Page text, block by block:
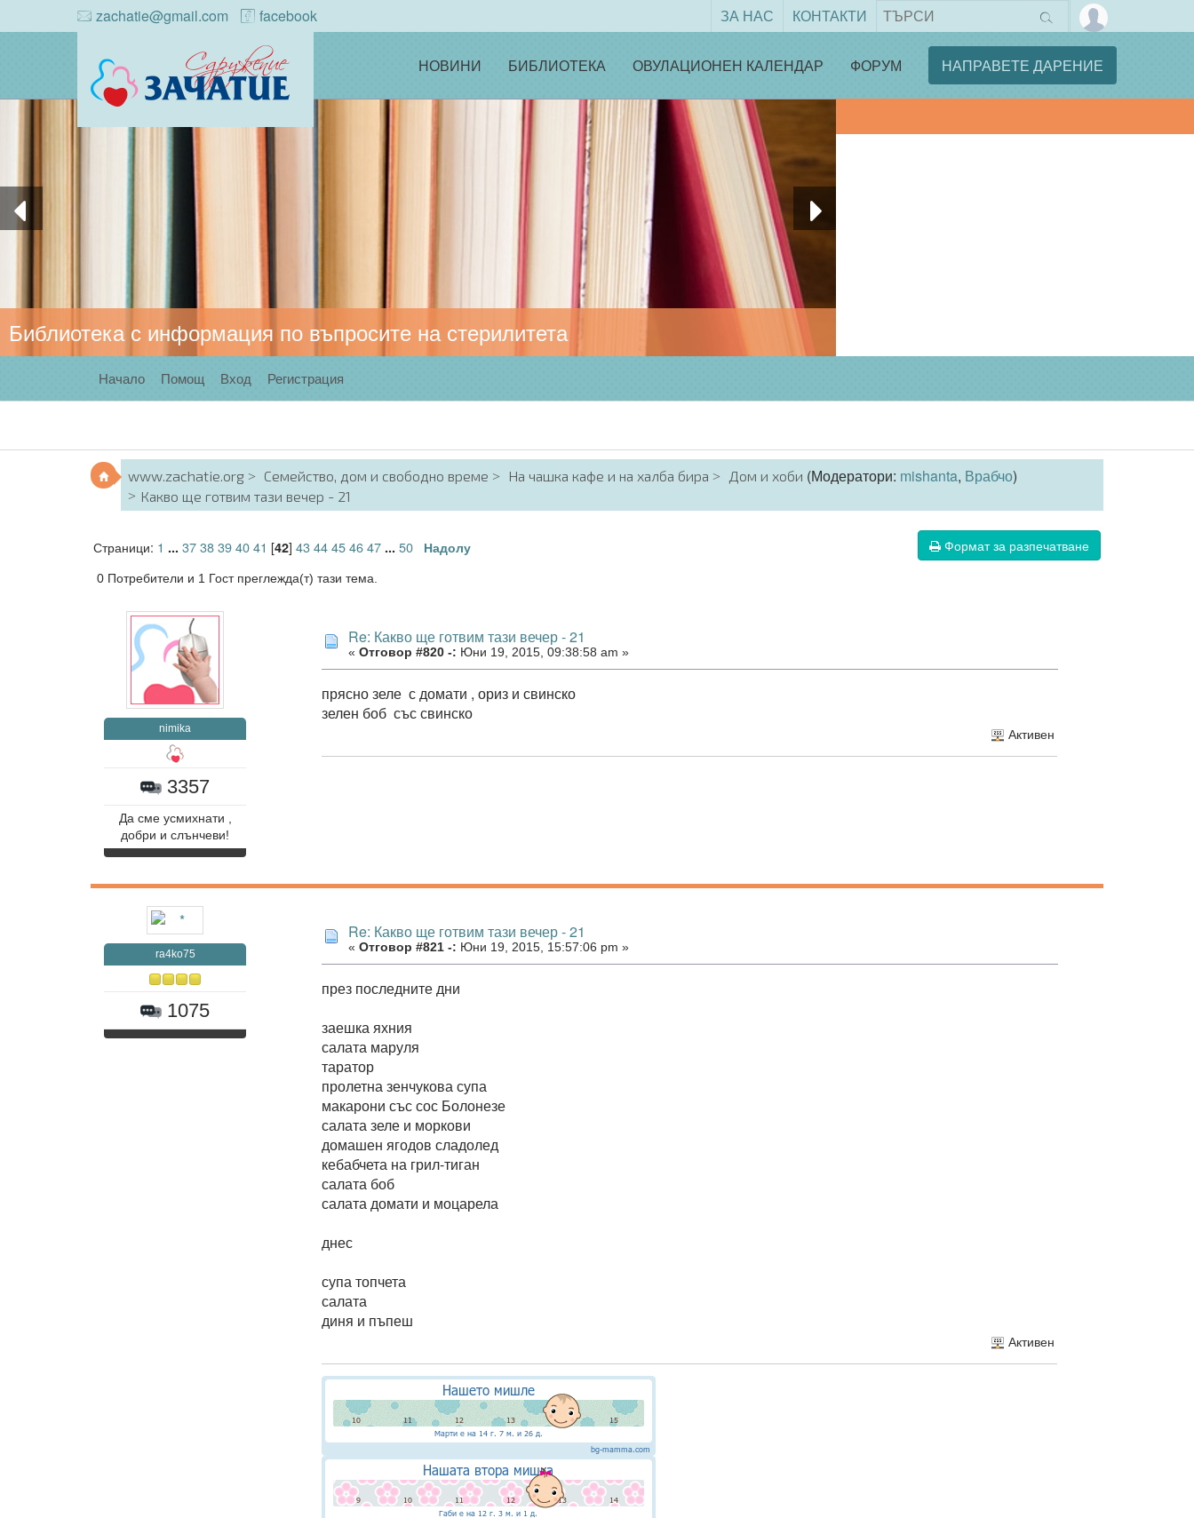
zachatie@gmail.com facebook ЗА НАС КОНТАКТИ
НОВИНИ БИБЛИОТЕКА ОВУЛАЦИОНЕН КАЛЕНДАР ФОРУМ НАПРАВЕТЕ ДАРЕНИЕ
Библиотека с информация по въпросите на стерилитета
Начало Помощ Вход Регистрация
www.zachatie.org Семейство, дом и свободно време На чашка кафе и на халба бира Дом и хоби (Модератори: mishanta, Врабчо)
Какво ще готвим тази вечер - 21
Формат за разпечатване
Страници: 1 ... 3738394041 [42] 4344454647 ... 50 Надолу
0 Потребители и 1 Гост преглежда(т) тази тема.
nimika
3357
Да сме усмихнати ,
добри и слънчеви!
Re: Какво ще готвим тази вечер - 21
« Отговор #820 -: Юни 19, 2015, 09:38:58 am »
прясно зеле с домати , ориз и свинско
зелен боб със свинско
Активен
ra4ko75
1075
Re: Какво ще готвим тази вечер - 21
« Отговор #821 -: Юни 19, 2015, 15:57:06 pm »
през последните дни
заешка яхния
салата маруля
таратор
пролетна зенчукова супа
макарони със сос Болонезе
салата зеле и моркови
домашен ягодов сладолед
кебабчета на грил-тиган
салата боб
салата домати и моцарела
днес
супа топчета
салата
диня и пъпеш
Активен